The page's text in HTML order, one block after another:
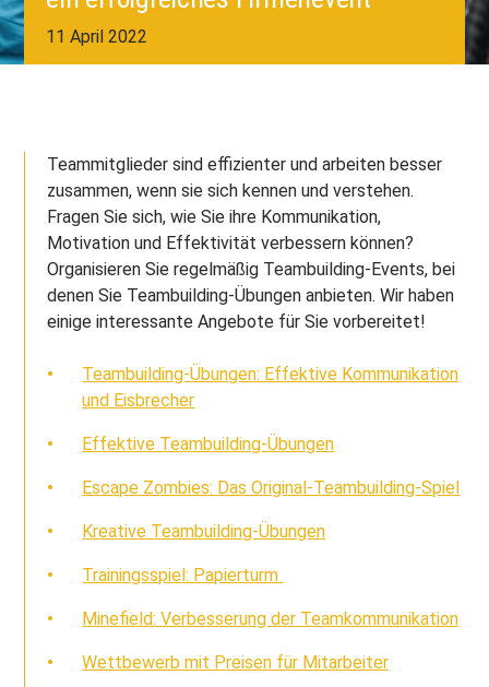
11 April 2022
Teammitglieder sind effizienter und arbeiten besser
zusammen, wenn sie sich kennen und verstehen.
Fragen Sie sich, wie Sie ihre Kommunikation,
Motivation und Effektivität verbessern können?
Organisieren Sie regelmäßig Teambuilding-Events, bei
denen Sie Teambuilding-Übungen anbieten. Wir haben
einige interessante Angebote für Sie vorbereitet!
Teambuilding-Übungen: Effektive Kommunikation
und Eisbrecher
Effektive Teambuilding-Übungen
Escape Zombies: Das Original-Teambuilding-Spiel
Kreative Teambuilding-Übungen
Trainingsspiel: Papierturm
Minefield: Verbesserung der Teamkommunikation
Wettbewerb mit Preisen für Mitarbeiter